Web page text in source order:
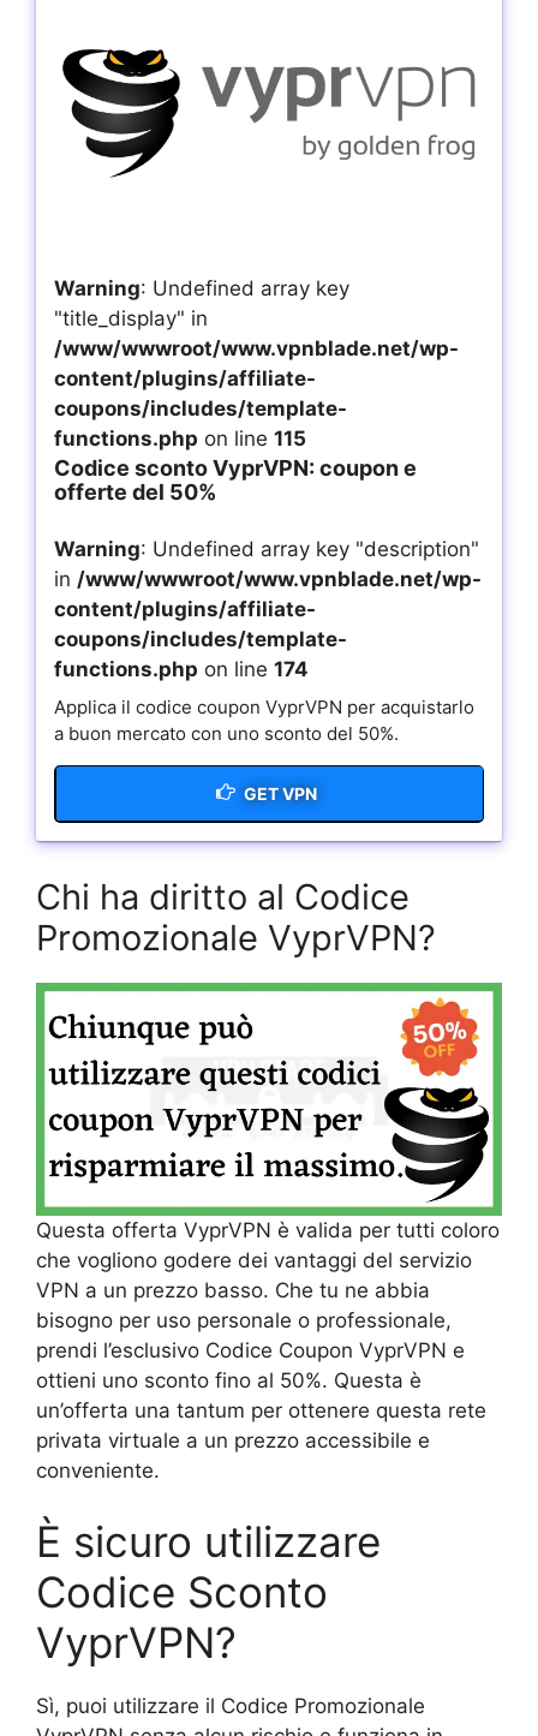
Warning: Undefined array key
"title_display" in
/www/wwwroot/www.vpnblade.net/wp-
content/plugins/affiliate-
coupons/includes/template-
functions.php on line 115
Codice sconto VyprVPN: coupon e
offerte del 50%
Warning: Undefined array key "description"
in /www/wwwroot/www.vpnblade.net/wp-
content/plugins/affiliate-
coupons/includes/template-
functions.php on line 174
Applica il codice coupon VyprVPN per acquistarlo
a buon mercato con uno sconto del 50%.
GET VPN
Chi ha diritto al Codice
Promozionale VyprVPN?
Questa offerta VyprVPN è valida per tutti coloro
che vogliono godere dei vantaggi del servizio
VPN a un prezzo basso. Che tu ne abbia
bisogno per uso personale o professionale,
prendi l’esclusivo Codice Coupon VyprVPN e
ottieni uno sconto fino al 50%. Questa è
un’offerta una tantum per ottenere questa rete
privata virtuale a un prezzo accessibile e
conveniente.
È sicuro utilizzare
Codice Sconto
VyprVPN?
Sì, puoi utilizzare il Codice Promozionale